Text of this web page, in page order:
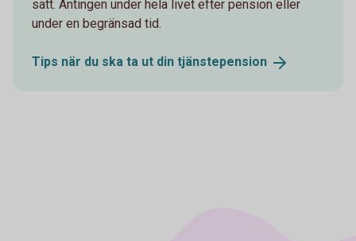
sätt. Antingen under hela livet efter pension eller
under en begränsad tid.
Tips när du ska ta ut din tjänstepension